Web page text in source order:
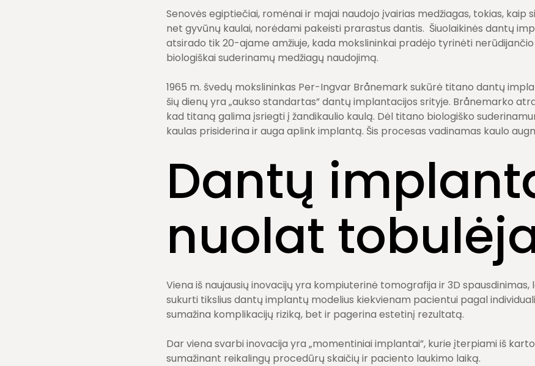
Senovės egiptiečiai, romėnai ir majai naudojo įvairias medžiagas, tokias, kaip
net gyvūnų kaulai, norėdami pakeisti prarastus dantis. Šiuolaikinės dantų
atsirado tik 20-ajame amžiuje, kada mokslininkai pradėjo tyrinėti
biologiškai suderinamų medžiagų naudojimą.
1965 m. švedų mokslininkas Per-Ingvar Brånemark sukūrė titano dantų
šių dienų yra „aukso standartas” dantų implantacijos srityje. Brånemarko
kad titaną galima įsriegti į žandikaulio kaulą. Dėl titano biologiško
kaulas prisiderina ir auga aplink implantą. Šis procesas vadinamas kaulo
Dantų
nuolat
Viena iš naujausių inovacijų yra kompiuterinė tomografija ir 3D
sukurti tikslius dantų implantų modelius kiekvienam pacientui pagal
sumažina komplikacijų riziką, bet ir pagerina estetinį rezultatą.
Dar viena svarbi inovacija yra „momentiniai implantai”, kurie įterpiami iš
sumažinant reikalingų procedūrų skaičių ir paciento laukimo laiką.